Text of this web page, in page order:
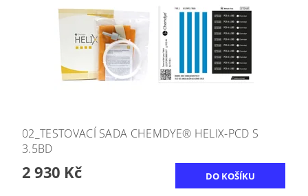
02_TESTOVACÍ SADA CHEMDYE® HELIX-PCD S
3.5BD
2 930 Kč